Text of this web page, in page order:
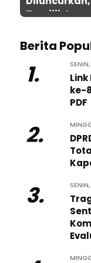
Terpilih
Berita
1.
Link
ke-
PDF
2.
3.